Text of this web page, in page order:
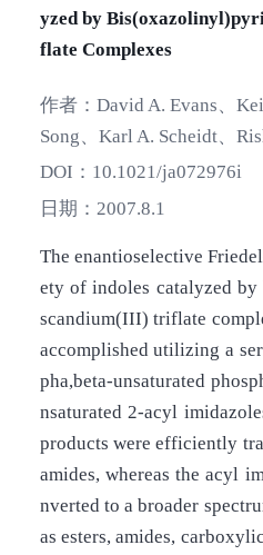
yzed by
flate Complexes
作者： David A. Evans、
Song、Karl A. Scheidt、
DOI： 10.1021/ja072976i
日期： 2007.8.1
The enantioselective
ety of indoles catalyzed
scandium(III) triflate
accomplished utilizing a
pha,beta-unsaturated
nsaturated 2-acyl
products were efficiently
amides, whereas the acyl
nverted to a broader
as esters, amides,